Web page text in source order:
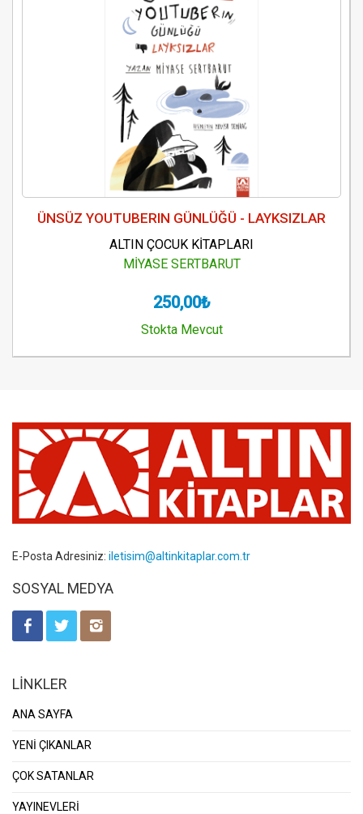
ÜNSÜZ YOUTUBERIN GÜNLÜĞÜ - LAYKSIZLAR
ALTIN ÇOCUK KİTAPLARI
MİYASE SERTBARUT
250,00₺
Stokta Mevcut
E-Posta Adresiniz: iletisim@altinkitaplar.com.tr
SOSYAL MEDYA
LİNKLER
ANA SAYFA
YENİ ÇIKANLAR
ÇOK SATANLAR
YAYINEVLERİ